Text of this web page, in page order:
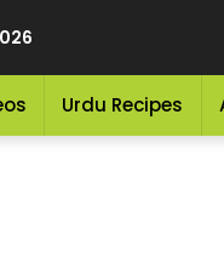
Urdu Recipes